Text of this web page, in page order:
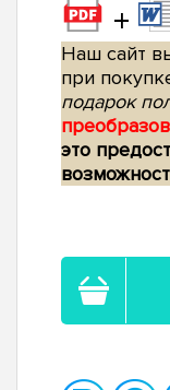
+
Наш сайт
при
подарок
это